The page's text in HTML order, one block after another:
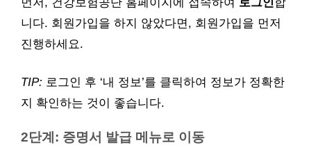
니다. 회원가입을 하지 않았다면, 회원가입을 먼저
진행하세요.
TIP: 로그인 후 ‘내 정보’를 클릭하여 정보가 정확한
지 확인하는 것이 좋습니다.
2단계: 증명서 발급 메뉴로 이동